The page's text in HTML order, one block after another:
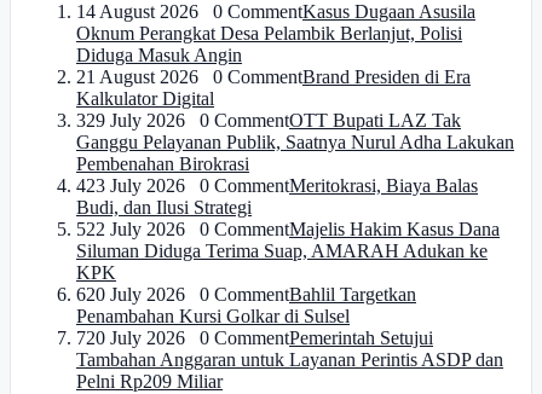
14 August 2026 0 CommentKasus Dugaan Asusila
Oknum Perangkat Desa Pelambik Berlanjut, Polisi
Diduga Masuk Angin
21 August 2026 0 CommentBrand Presiden di Era
Kalkulator Digital
329 July 2026 0 CommentOTT Bupati LAZ Tak
Ganggu Pelayanan Publik, Saatnya Nurul Adha Lakukan
Pembenahan Birokrasi
423 July 2026 0 CommentMeritokrasi, Biaya Balas
Budi, dan Ilusi Strategi
522 July 2026 0 CommentMajelis Hakim Kasus Dana
Siluman Diduga Terima Suap, AMARAH Adukan ke
KPK
620 July 2026 0 CommentBahlil Targetkan
Penambahan Kursi Golkar di Sulsel
720 July 2026 0 CommentPemerintah Setujui
Tambahan Anggaran untuk Layanan Perintis ASDP dan
Pelni Rp209 Miliar